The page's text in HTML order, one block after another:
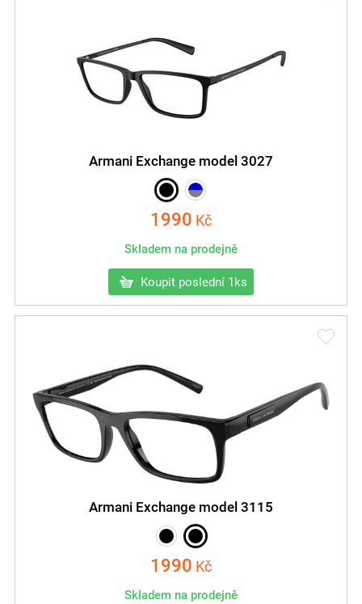
Armani Exchange model 3027
1990 Kč
Skladem na prodejně
Koupit poslední 1ks
Armani Exchange model 3115
1990 Kč
Skladem na prodejně